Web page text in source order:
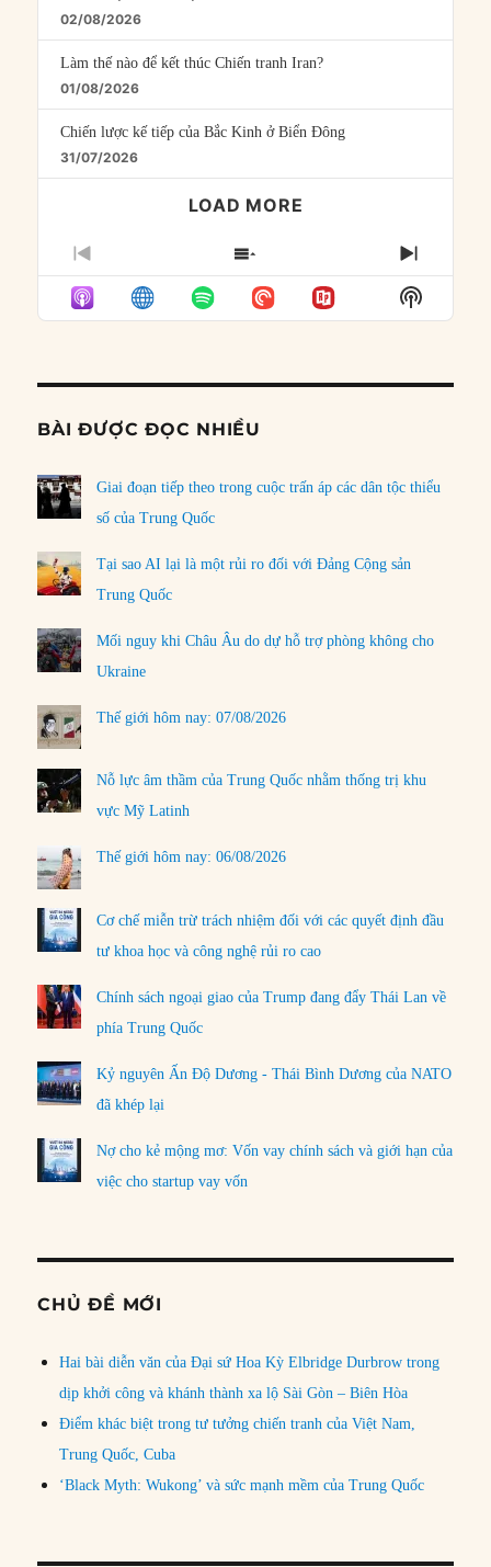
02/08/2026
Làm thế nào để kết thúc Chiến tranh Iran?
01/08/2026
Chiến lược kế tiếp của Bắc Kinh ở Biển Đông
31/07/2026
LOAD MORE
PREVIOUS
EPISODE
SHOW
EPISODES
LIST
NEXT
Show
Podcast
BÀI ĐƯỢC ĐỌC NHIỀU
Giai đoạn tiếp theo trong cuộc trấn áp các dân tộc thiểu
số của Trung Quốc
Tại sao AI lại là một rủi ro đối với Đảng Cộng sản
Trung Quốc
Mối nguy khi Châu Âu do dự hỗ trợ phòng không cho
Ukraine
Thế giới hôm nay: 07/08/2026
Nỗ lực âm thầm của Trung Quốc nhằm thống trị khu
vực Mỹ Latinh
Thế giới hôm nay: 06/08/2026
Cơ chế miễn trừ trách nhiệm đối với các quyết định đầu
tư khoa học và công nghệ rủi ro cao
Chính sách ngoại giao của Trump đang đẩy Thái Lan về
phía Trung Quốc
Kỷ nguyên Ấn Độ Dương - Thái Bình Dương của NATO
đã khép lại
Nợ cho kẻ mộng mơ: Vốn vay chính sách và giới hạn của
việc cho startup vay vốn
CHỦ ĐỀ MỚI
Hai bài diễn văn của Đại sứ Hoa Kỳ Elbridge Durbrow trong
dịp khởi công và khánh thành xa lộ Sài Gòn – Biên Hòa
Điểm khác biệt trong tư tưởng chiến tranh của Việt Nam,
Trung Quốc, Cuba
‘Black Myth: Wukong’ và sức mạnh mềm của Trung Quốc